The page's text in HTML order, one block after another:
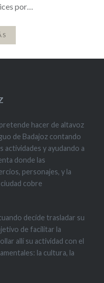
por…
hacer de altavoz
de Badajoz contando
actividades y ayudando a
donde las
personajes, y la
cobre
decide trasladar su
de facilitar la
allí su actividad con el
la cultura, la